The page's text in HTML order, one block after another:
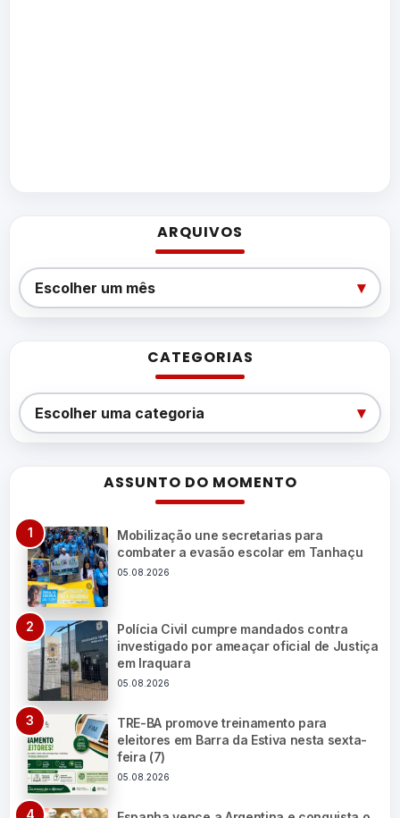
ARQUIVOS
Arquivos
Escolher um mês ▾
CATEGORIAS
Categorias
Escolher uma categoria ▾
ASSUNTO DO MOMENTO
Mobilização une secretarias para
combater a evasão escolar em Tanhaçu
05.08.2026
Polícia Civil cumpre mandados contra
investigado por ameaçar oficial de Justiça
em Iraquara
05.08.2026
TRE-BA promove treinamento para
eleitores em Barra da Estiva nesta sexta-
feira (7)
05.08.2026